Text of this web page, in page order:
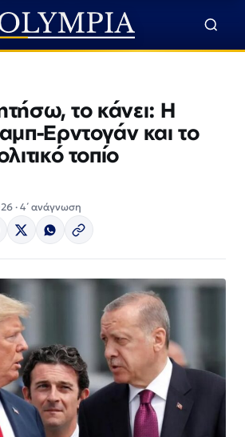
το κάνει: Η
Ερντογάν και το
τοπίο
· 4΄ ανάγνωση